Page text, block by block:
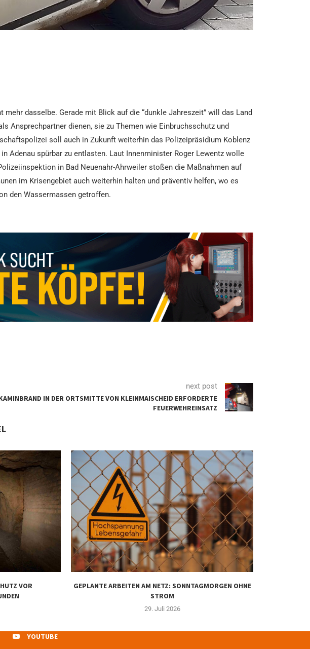
dasselbe. Gerade mit Blick auf die “dunkle Jahreszeit” will das Land
Ansprechpartner dienen, sie zu Themen wie Einbruchsschutz und
soll auch in Zukunft weiterhin das Polizeipräsidium Koblenz
Adenau spürbar zu entlasten. Laut Innenminister Roger Lewentz wolle
in Bad Neuenahr-Ahrweiler stoßen die Maßnahmen auf
im Krisengebiet auch weiterhin halten und präventiv helfen, wo es
den Wassermassen getroffen.
next post
IN DER ORTSMITTE VON KLEINMAISCHEID ERFORDERTE
FEUERWEHREINSATZ
VOR
GEPLANTE ARBEITEN AM NETZ: SONNTAGMORGEN OHNE
STROM
29. Juli 2026
YOUTUBE